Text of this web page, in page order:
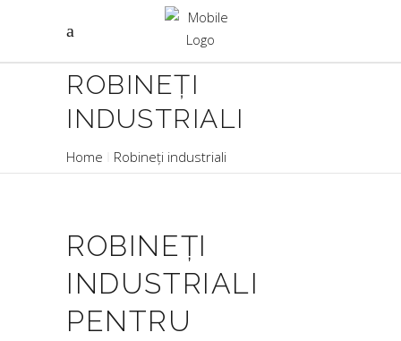
ROBINEȚI
INDUSTRIALI
Home Robineți industriali
ROBINEȚI
INDUSTRIALI
PENTRU